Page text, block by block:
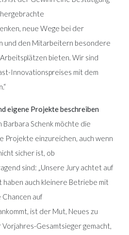
neue Wege bei der
und den Mitarbeitern besondere
bieten. Wir sind
Innovationspreises mit dem
eigene Projekte beschreiben
Schenk möchte die
Projekte einzureichen, auch wenn
sicher ist, ob
sind: „Unsere Jury achtet auf
haben auch kleinere Betriebe mit
auf
ist der Mut, Neues zu
Vorjahres-Gesamtsieger gemacht,